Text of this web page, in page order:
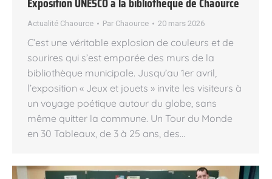
Actualité Chaource Par Chaource 20 mars 2026
C’est une véritable explosion de couleurs et de
sourires qui s’est emparée des murs de la
bibliothèque municipale. Jusqu’au 1er avril,
l’exposition « Jeux et jouets » invite les visiteurs à
un voyage poétique autour du globe, sans
même quitter la commune. Un Tour du Monde
en 30 Tableaux, de 3 à 25 ans, des…